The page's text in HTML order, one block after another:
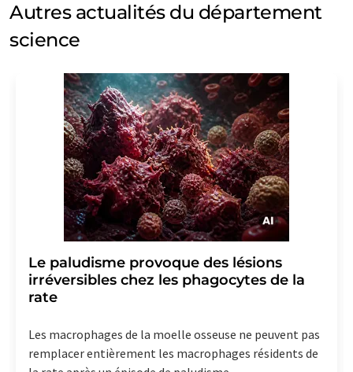
Autres actualités du département
science
Le paludisme provoque des lésions
irréversibles chez les phagocytes de la
rate
Les macrophages de la moelle osseuse ne peuvent pas
remplacer entièrement les macrophages résidents de